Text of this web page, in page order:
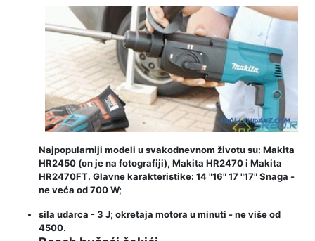
Najpopularniji modeli u svakodnevnom životu su: Makita
HR2450 (on je na fotografiji), Makita HR2470 i Makita
HR2470FT. Glavne karakteristike: 14 "16" 17 "17" Snaga -
ne veća od 700 W;
sila udarca - 3 J; okretaja motora u minuti - ne više od
4500.